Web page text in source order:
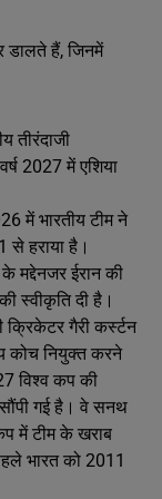
हैं, जिनमें
तीरंदाजी
2027 में एशिया
में भारतीय टीम ने
से हराया है।
मद्देनजर ईरान की
स्‍वीकृति दी है।
क्रिकेटर गैरी कर्स्टन
कोच नियुक्त करने
विश्व कप की
सौंपी गई है। वे सनथ
में टीम के खराब
भारत को 2011